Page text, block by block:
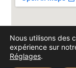
Nous utilisons des
expérience sur
Réglages.